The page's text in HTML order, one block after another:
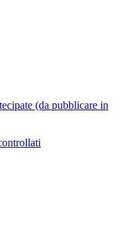
(da pubblicare in